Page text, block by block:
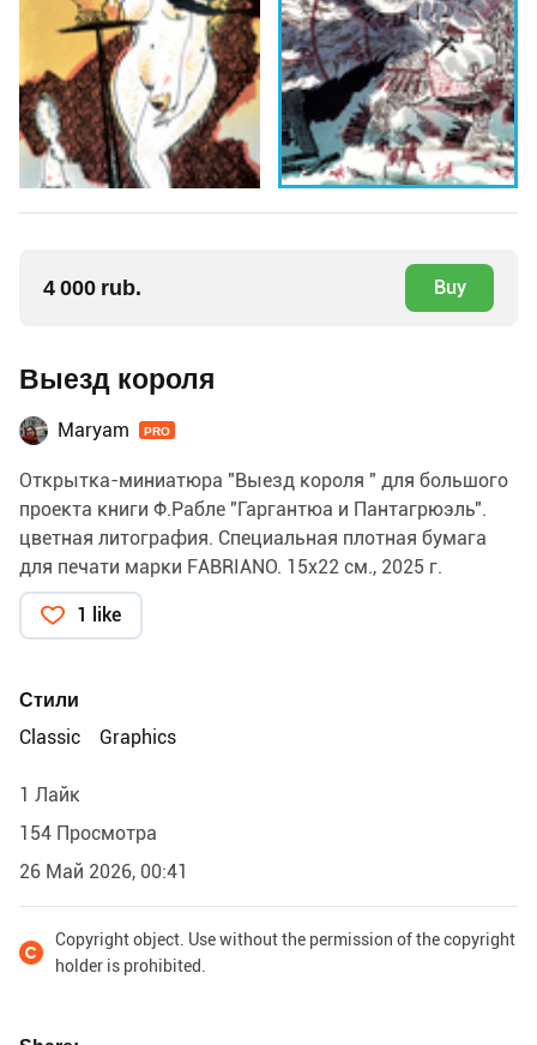
4 000 rub. Buy
Выезд короля
Maryam PRO
Открытка-миниатюра "Выезд короля " для большого
проекта книги Ф.Рабле "Гаргантюа и Пантагрюэль".
цветная литография. Специальная плотная бумага
для печати марки FABRIANO. 15х22 см., 2025 г.
1 like
Стили
Classic
Graphics
1 Лайк
154 Просмотра
26 Май 2026, 00:41
Copyright object. Use without the permission of the copyright
holder is prohibited.